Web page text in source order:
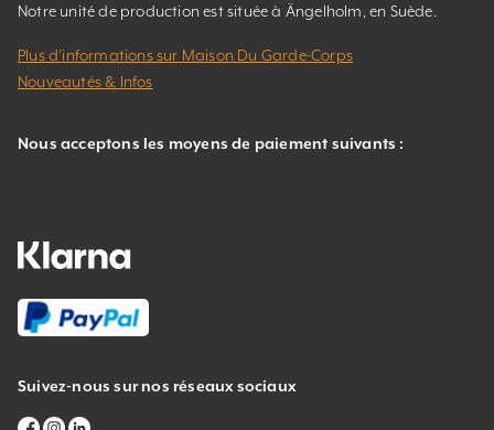
Notre unité de production est située à Ängelholm, en Suède.
Plus d’informations sur Maison Du Garde-Corps
Nouveautés & Infos
Nous acceptons les moyens de paiement suivants :
Suivez-nous sur nos réseaux sociaux